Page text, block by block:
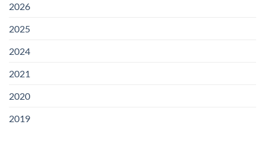
2026
2025
2024
2021
2020
2019